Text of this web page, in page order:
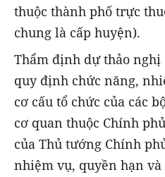
thuộc thành phố trực
chung là cấp huyện).
Thẩm định dự thảo
quy định chức năng,
cơ cấu tổ chức của các
cơ quan thuộc Chính
của Thủ tướng Chính
nhiệm vụ, quyền hạn và